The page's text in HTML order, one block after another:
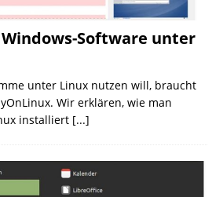
Software unter
unter Linux nutzen will, braucht
Wir erklären, wie man
installiert [...]